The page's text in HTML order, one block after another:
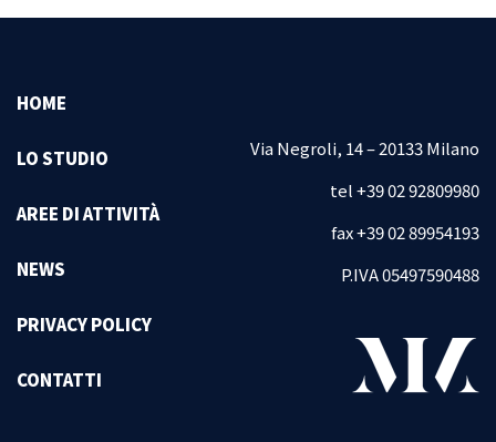
HOME
LO STUDIO
AREE DI ATTIVITÀ
NEWS
PRIVACY POLICY
CONTATTI
Via Negroli, 14 – 20133 Milano
tel +39 02 92809980
fax +39 02 89954193
P.IVA 05497590488